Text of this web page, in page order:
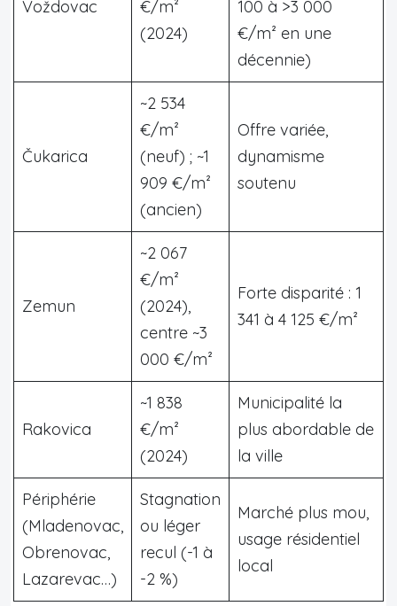
Voždovac
€/m²
(2024)
100 à >3 000
€/m² en une
décennie)
Čukarica
~2 534
€/m²
(neuf) ; ~1
909 €/m²
(ancien)
Offre variée,
dynamisme
soutenu
Zemun
~2 067
€/m²
(2024),
centre ~3
000 €/m²
Forte disparité : 1
341 à 4 125 €/m²
Rakovica
~1 838
€/m²
(2024)
Municipalité la
plus abordable de
la ville
Périphérie
(Mladenovac,
Obrenovac,
Lazarevac…)
Stagnation
ou léger
recul (-1 à
-2 %)
Marché plus mou,
usage résidentiel
local